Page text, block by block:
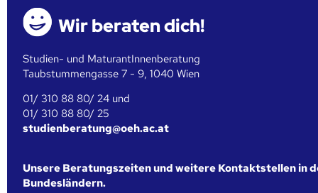
Wir beraten dich!
Studien- und MaturantInnenberatung
Taubstummengasse 7 - 9, 1040 Wien
01/ 310 88 80/ 24 und
01/ 310 88 80/ 25
studienberatung@oeh.ac.at
Unsere Beratungszeiten und weitere Kontaktstellen in
Bundesländern.